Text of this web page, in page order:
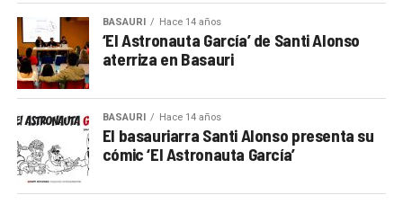
BASAURI Hace 14 años
‘El Astronauta García’ de Santi Alonso
aterriza en Basauri
BASAURI Hace 14 años
El basauriarra Santi Alonso presenta su
cómic ‘El Astronauta García’